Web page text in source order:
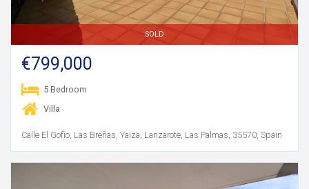
SOLD
€799,000
5 Bedroom
Villa
Calle El Gofio, Las Breñas, Yaiza, Lanzarote, Las Palmas, 35570, Spain